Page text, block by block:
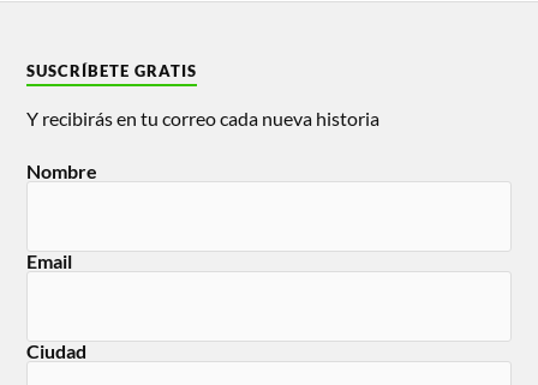
SUSCRÍBETE GRATIS
Y recibirás en tu correo cada nueva historia
Nombre
Email
Ciudad